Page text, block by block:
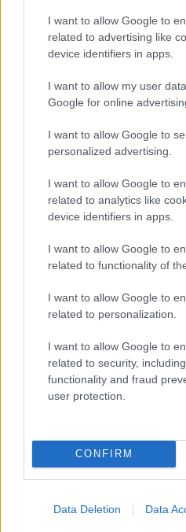
I want to allow Google to
related to advertising like
device identifiers in apps.
I want to allow my user
Google for online
I want to allow Google to
personalized advertising.
I want to allow Google to
related to analytics like
device identifiers in apps.
I want to allow Google to
related to functionality of
I want to allow Google to
related to personalization.
I want to allow Google to
related to security,
functionality and fraud
user protection.
CONFIRM
Data Deletion Data
2007 májusában a
Georges Simenon
londoni férficímű
hivatalos
Hanussencímű filmjének
legfontosabb
Tarr Béla a Berlini
ben (Fotó:
a Nemzetközi Berlini